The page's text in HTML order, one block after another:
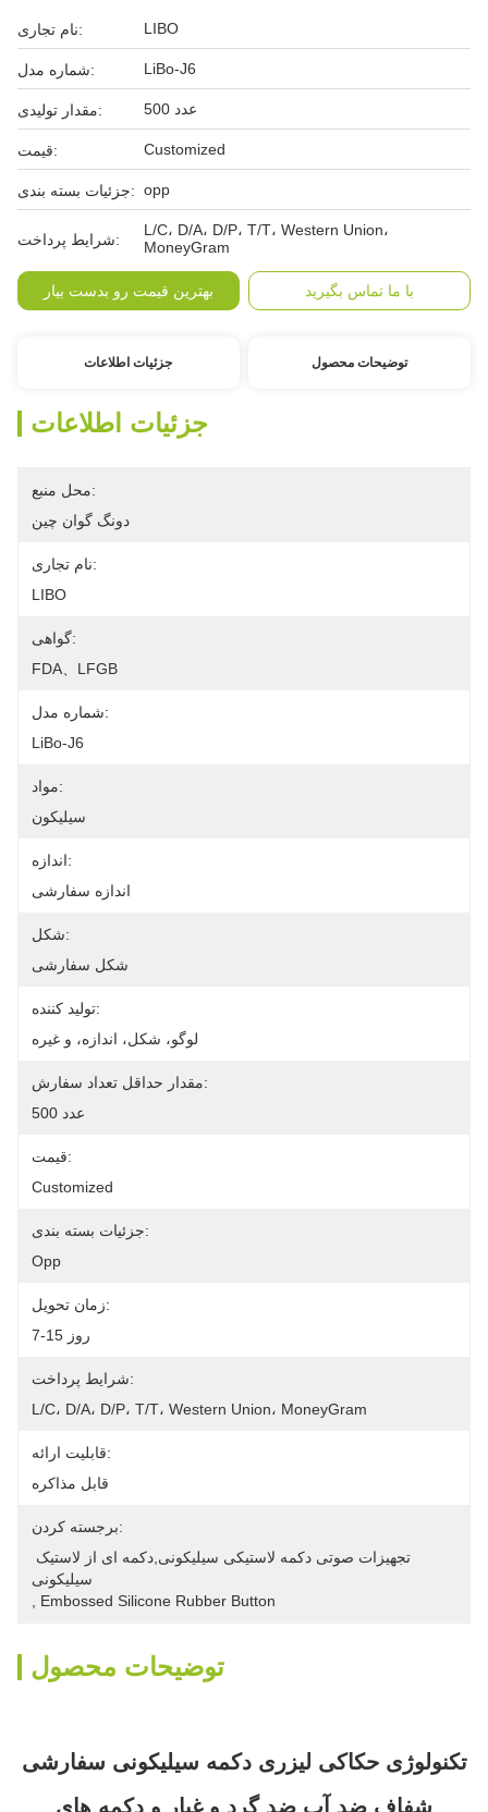
نام تجاری: LIBO
شماره مدل: LiBo-J6
مقدار تولیدی: 500 عدد
قیمت: Customized
جزئیات بسته بندی: opp
شرایط پرداخت:
L/C، D/A، D/P، T/T، Western Union،
MoneyGram
بهترین قیمت رو بدست بیار با ما تماس بگیرید
جزئیات اطلاعات توضیحات محصول
جزئیات اطلاعات
محل منبع:
دونگ گوان چین
نام تجاری:
LIBO
گواهی:
FDA、LFGB
شماره مدل:
LiBo-J6
مواد:
سیلیکون
اندازه:
اندازه سفارشی
شکل:
شکل سفارشی
تولید کننده:
لوگو، شکل، اندازه، و غیره
مقدار حداقل تعداد سفارش:
500 عدد
قیمت:
Customized
جزئیات بسته بندی:
Opp
زمان تحویل:
7-15 روز
شرایط پرداخت:
L/C، D/A، D/P، T/T، Western Union، MoneyGram
قابلیت ارائه:
قابل مذاکره
برجسته کردن:
سیلیکونی
Embossed Silicone Rubber Button
توضیحات محصول
تکنولوژی حکاکی لیزری دکمه سیلیکونی سفارشی
شفاف ضد آب ضد گرد و غبار و دکمه های